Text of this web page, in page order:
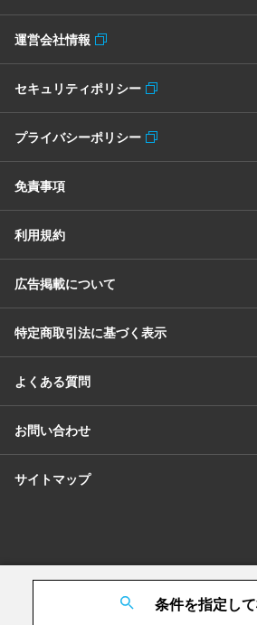
条件を指定し
運営会社情報
セキュリティポリシー
プライバシーポリシー
免責事項
利用規約
広告掲載について
特定商取引法に基づく表示
よくある質問
お問い合わせ
サイトマップ